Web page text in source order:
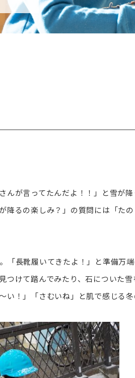
んが言ってたんだよ！！」と雪が
るの楽しみ？」の質問には「たの
「長靴履いてきたよ！」と準備万
つけて踏んでみたり、石についた
い！」「さむいね」と肌で感じる